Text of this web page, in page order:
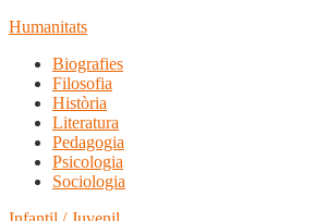
Humanitats
Biografies
Filosofia
Història
Literatura
Pedagogia
Psicologia
Sociologia